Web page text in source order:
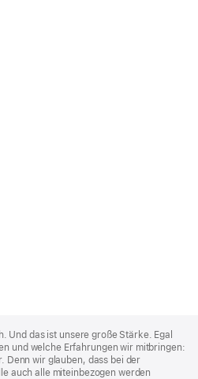
Und das ist unsere große Stärke. Egal
und welche Erfahrungen wir mitbringen:
Denn wir glauben, dass bei der
auch alle miteinbezogen werden